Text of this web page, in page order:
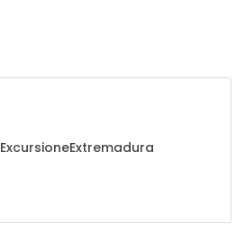
ExcursioneExtremadura